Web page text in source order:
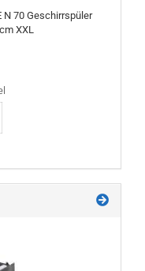
N 70 Geschirrspüler
XXL